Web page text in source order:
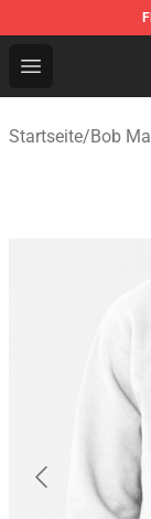
Open menu
Bob
Startseite/Bob